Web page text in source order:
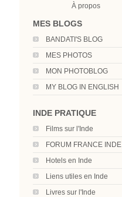
À propos
MES BLOGS
BANDATI'S BLOG
MES PHOTOS
MON PHOTOBLOG
MY BLOG IN ENGLISH
INDE PRATIQUE
Films sur l'Inde
FORUM FRANCE INDE
Hotels en Inde
Liens utiles en Inde
Livres sur l'Inde